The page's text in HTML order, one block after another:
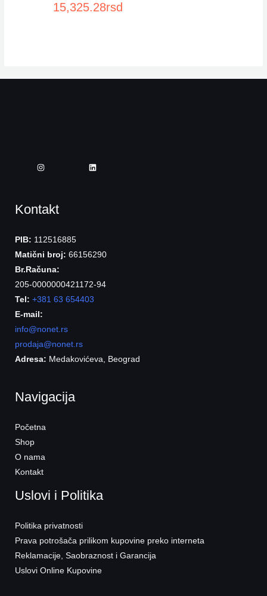
15,325.28rsd
Kontakt
PIB: 112516885
Matični broj: 66156290
Br.Računa:
205-0000000421172-94
Tel: +381 63 654403
E-mail:
info@nonet.rs
prodaja@nonet.rs
Adresa: Medakovićeva, Beograd
Navigacija
Početna
Shop
O nama
Kontakt
Uslovi i Politika
Politika privatnosti
Prava potrošača prilikom kupovine preko interneta
Reklamacije, Saobraznost i Garancija
Uslovi Online Kupovine